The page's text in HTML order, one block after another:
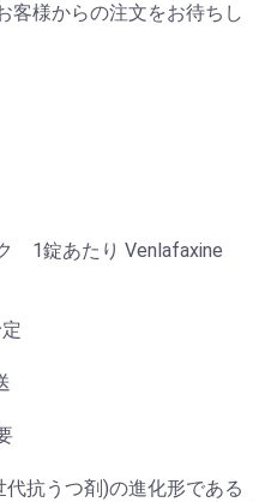
客様からの注文をお待ちし
1錠あたり Venlafaxine
抗うつ剤)の進化形である